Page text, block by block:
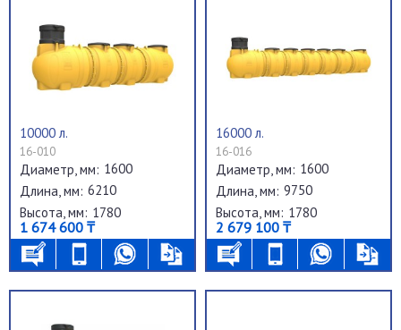
10000 л.
16-010
Диаметр, мм: 1600
Длина, мм: 6210
Высота, мм: 1780
1 674 600 ₸
16000 л.
16-016
Диаметр, мм: 1600
Длина, мм: 9750
Высота, мм: 1780
2 679 100 ₸